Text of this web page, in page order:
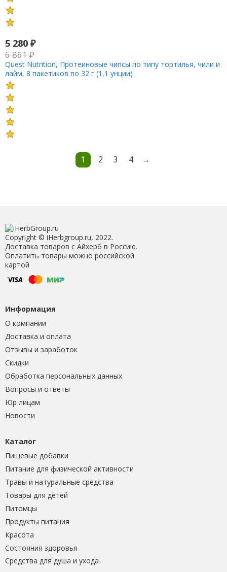
5 280 ₽
6 861₽
Quest Nutrition, Протеиновые чипсы по типу тортилья, чили и
лайм, 8 пакетиков по 32 г (1,1 унции)
1 2 3 4 →
Copyright © iHerbgroup.ru, 2022.
Доставка товаров с Айхерб в Россию.
Оплатить товары можно российской
картой
Информация
О компании
Доставка и оплата
Отзывы и заработок
Скидки
Обработка персональных данных
Вопросы и ответы
Юр лицам
Новости
Каталог
Пищевые добавки
Питание для физической активности
Травы и натуральные средства
Товары для детей
Питомцы
Продукты питания
Красота
Состояния здоровья
Средства для душа и ухода